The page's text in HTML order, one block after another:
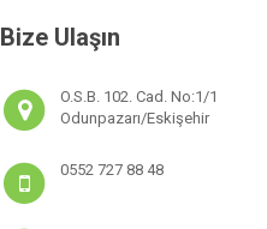
Bize Ulaşın
O.S.B. 102. Cad. No:1/1
Odunpazarı/Eskişehir
0552 727 88 48